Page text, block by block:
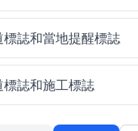
誌和當地提醒標誌
誌和施工標誌